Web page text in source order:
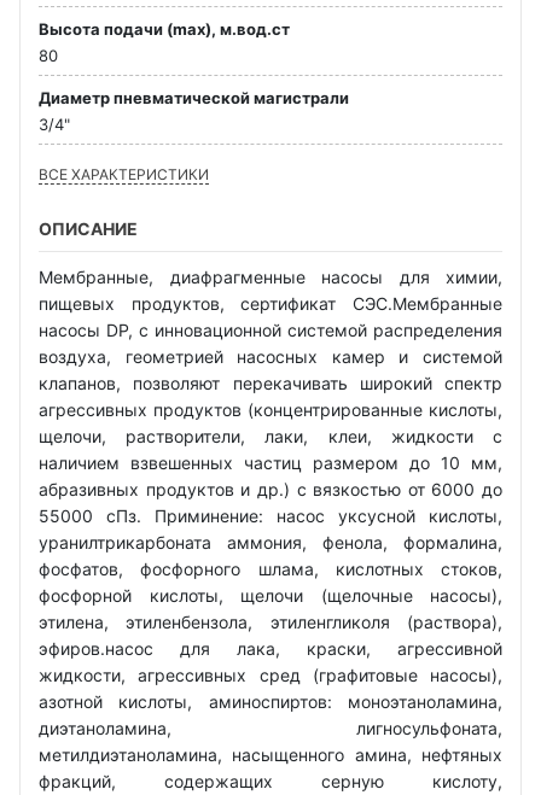
Высота подачи (max), м.вод.ст
80
Диаметр пневматической магистрали
3/4"
ВСЕ ХАРАКТЕРИСТИКИ
ОПИСАНИЕ
Мембранные, диафрагменные насосы для химии,
пищевых продуктов, сертификат СЭС.Мембранные
насосы DP, с инновационной системой распределения
воздуха, геометрией насосных камер и системой
клапанов, позволяют перекачивать широкий спектр
агрессивных продуктов (концентрированные кислоты,
щелочи, растворители, лаки, клеи, жидкости с
наличием взвешенных частиц размером до 10 мм,
абразивных продуктов и др.) с вязкостью от 6000 до
55000 сПз. Приминение: насос уксусной кислоты,
уранилтрикарбоната аммония, фенола, формалина,
фосфатов, фосфорного шлама, кислотных стоков,
фосфорной кислоты, щелочи (щелочные насосы),
этилена, этиленбензола, этиленгликоля (раствора),
эфиров.насос для лака, краски, агрессивной
жидкости, агрессивных сред (графитовые насосы),
азотной кислоты, аминоспиртов: моноэтаноламина,
диэтаноламина, лигносульфоната,
метилдиэтаноламина, насыщенного амина, нефтяных
фракций, содержащих серную кислоту,